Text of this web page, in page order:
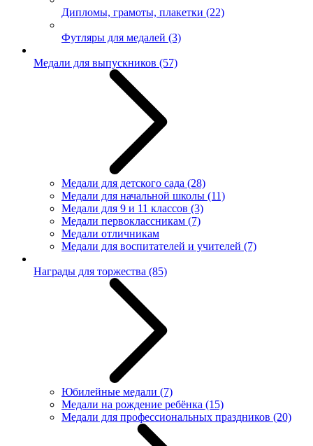
Дипломы, грамоты, плакетки (22)
Футляры для медалей (3)
Медали для выпускников (57)
Медали для детского сада (28)
Медали для начальной школы (11)
Медали для 9 и 11 классов (3)
Медали первоклассникам (7)
Медали отличникам
Медали для воспитателей и учителей (7)
Награды для торжества (85)
Юбилейные медали (7)
Медали на рождение ребёнка (15)
Медали для профессиональных праздников (20)